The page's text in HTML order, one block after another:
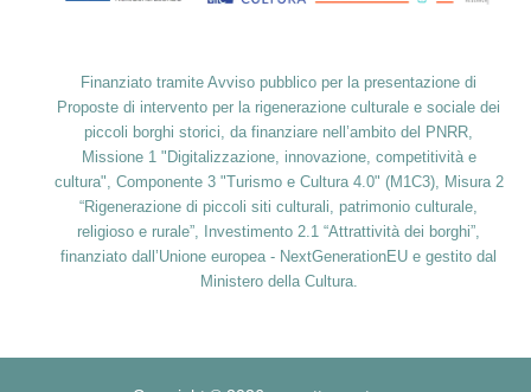
Finanziato tramite Avviso pubblico per la presentazione di
Proposte di intervento per la rigenerazione culturale e sociale dei
piccoli borghi storici, da finanziare nell’ambito del PNRR,
Missione 1 "Digitalizzazione, innovazione, competitività e
cultura", Componente 3 "Turismo e Cultura 4.0" (M1C3), Misura 2
“Rigenerazione di piccoli siti culturali, patrimonio culturale,
religioso e rurale”, Investimento 2.1 “Attrattività dei borghi”,
finanziato dall’Unione europea - NextGenerationEU e gestito dal
Ministero della Cultura.